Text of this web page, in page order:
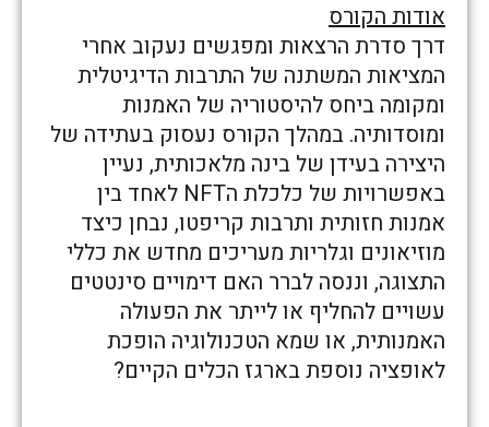
אודות הקורס
דרך סדרת הרצאות ומפגשים נעקוב אחרי
המציאות המשתנה של התרבות הדיגיטלית
ומקומה ביחס להיסטוריה של האמנות
ומוסדותיה. במהלך הקורס נעסוק בעתידה של
היצירה בעידן של בינה מלאכותית, נעיין
באפשרויות של כלכלת הNFT לאחד בין
אמנות חזותית ותרבות קריפטו, נבחן כיצד
מוזיאונים וגלריות מעריכים מחדש את כללי
התצוגה, וננסה לברר האם דימויים סינטטים
עשויים להחליף או לייתר את הפעולה
האמנותית, או שמא הטכנולוגיה הופכת
לאופציה נוספת בארגז הכלים הקיים?